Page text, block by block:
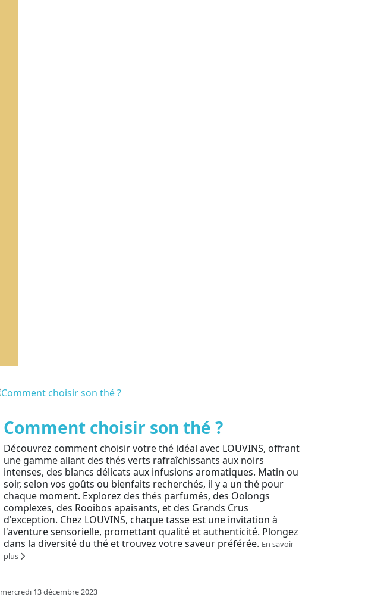
Comment choisir son thé ?
Découvrez comment choisir votre thé idéal avec LOUVINS, offrant
une gamme allant des thés verts rafraîchissants aux noirs
intenses, des blancs délicats aux infusions aromatiques. Matin ou
soir, selon vos goûts ou bienfaits recherchés, il y a un thé pour
chaque moment. Explorez des thés parfumés, des Oolongs
complexes, des Rooibos apaisants, et des Grands Crus
d'exception. Chez LOUVINS, chaque tasse est une invitation à
l'aventure sensorielle, promettant qualité et authenticité. Plongez
dans la diversité du thé et trouvez votre saveur préférée. En savoir
plus
mercredi 13 décembre 2023